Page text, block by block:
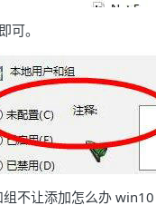
可。
不让添加怎么办